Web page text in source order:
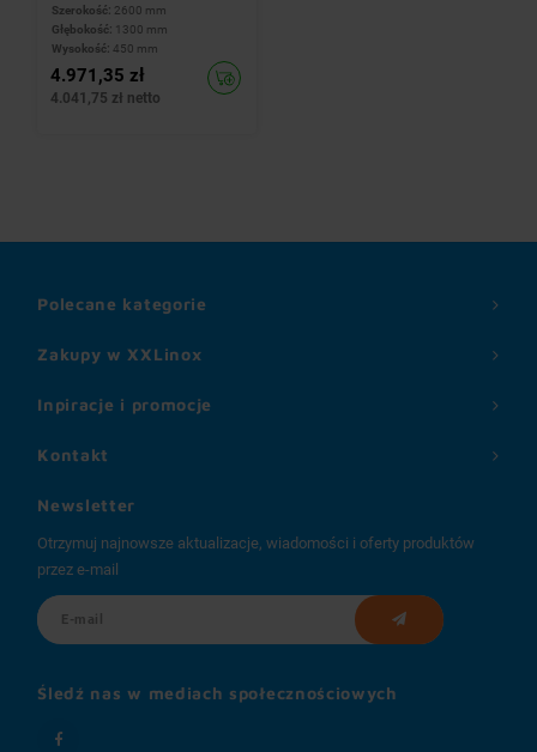
Szerokość: 2600 mm
Głębokość: 1300 mm
Wysokość: 450 mm
4.971,35 zł
4.041,75 zł netto
Zakupy w XXLinox
Inpiracje i promocje
Polecane kategorie
Kontakt
Newsletter
Otrzymuj najnowsze aktualizacje, wiadomości i oferty produktów
przez e-mail
Śledź nas w mediach społecznościowych